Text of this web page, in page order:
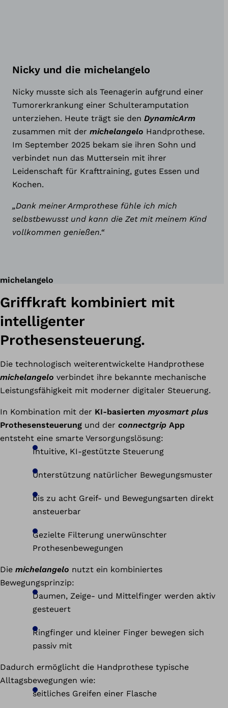
Nicky und die michelangelo
Nicky musste sich als Teenagerin aufgrund einer
Tumorerkrankung einer Schulteramputation
unterziehen. Heute trägt sie den DynamicArm
zusammen mit der michelangelo Handprothese.
Im September 2025 bekam sie ihren Sohn und
verbindet nun das Muttersein mit ihrer
Leidenschaft für Krafttraining, gutes Essen und
Kochen.
„Dank meiner Armprothese fühle ich mich
selbstbewusst und kann die Zet mit meinem Kind
vollkommen genießen.“
michelangelo
Griffkraft kombiniert mit
intelligenter
Prothesensteuerung.
Die technologisch weiterentwickelte Handprothese
michelangelo verbindet ihre bekannte mechanische
Leistungsfähigkeit mit moderner digitaler Steuerung.
In Kombination mit der KI-basierten myosmart plus
Prothesensteuerung und der connectgrip App
entsteht eine smarte Versorgungslösung:
Intuitive, KI-gestützte Steuerung
Unterstützung natürlicher Bewegungsmuster
bis zu acht Greif- und Bewegungsarten direkt
ansteuerbar
Gezielte Filterung unerwünschter
Prothesenbewegungen
Die michelangelo nutzt ein kombiniertes
Bewegungsprinzip:
Daumen, Zeige- und Mittelfinger werden aktiv
gesteuert
Ringfinger und kleiner Finger bewegen sich
passiv mit
Dadurch ermöglicht die Handprothese typische
Alltagsbewegungen wie:
seitliches Greifen einer Flasche